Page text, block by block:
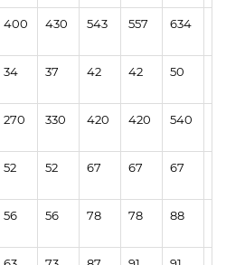
400 430 543 557 634
34 37 42 42 50
270 330 420 420 540
52 52 67 67 67
56 56 78 78 88